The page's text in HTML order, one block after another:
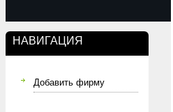
НАВИГАЦИЯ
Добавить фирму